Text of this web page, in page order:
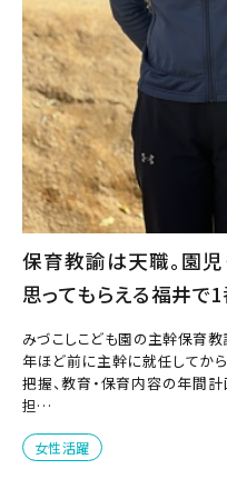
保育教諭は天職。園児
思ってもらえる福井で1
みづこしこども園の主幹保育教
年ほど前に主幹に就任してから
把握、教育・保育内容の年間
担…
女性活躍